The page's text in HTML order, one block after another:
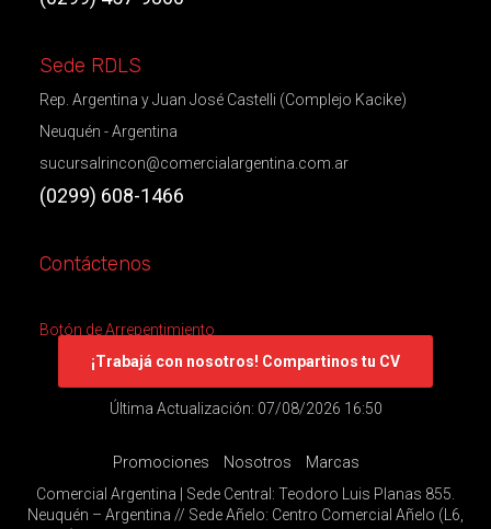
Sede RDLS
Rep. Argentina y Juan José Castelli (Complejo Kacike)
Neuquén - Argentina
sucursalrincon@comercialargentina.com.ar
(0299) 608-1466
Contáctenos
Botón de Arrepentimiento
¡Trabajá con nosotros! Compartinos tu CV
Última Actualización: 07/08/2026 16:50
Promociones Nosotros
Marcas
Comercial Argentina | Sede Central: Teodoro Luis Planas 855.
Neuquén – Argentina // Sede Añelo: Centro Comercial Añelo (L6,